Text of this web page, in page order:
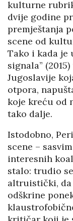
kulturne
dvije godine
premještanja
scene od
Tako i kada je
signala”
Jugoslavije
otpora,
koje kreću od
tako dalje.
Istodobno,
scene –
interesnih
stalo: trudio
altruistički, da
odškrine